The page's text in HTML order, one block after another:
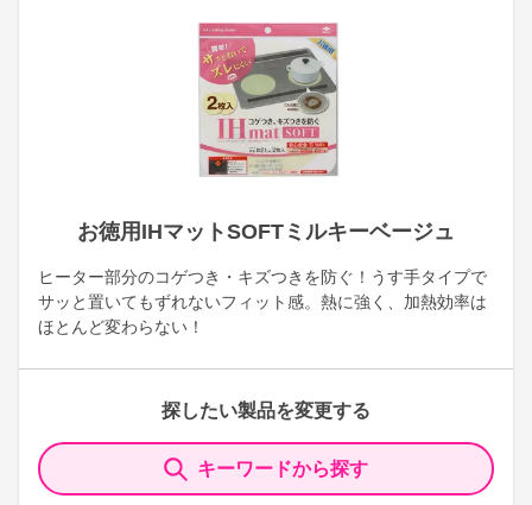
お徳用IHマットSOFTミルキーベージュ
ヒーター部分のコゲつき・キズつきを防ぐ！うす手タイプで
サッと置いてもずれないフィット感。熱に強く、加熱効率は
ほとんど変わらない！
探したい製品を変更する
キーワードから探す